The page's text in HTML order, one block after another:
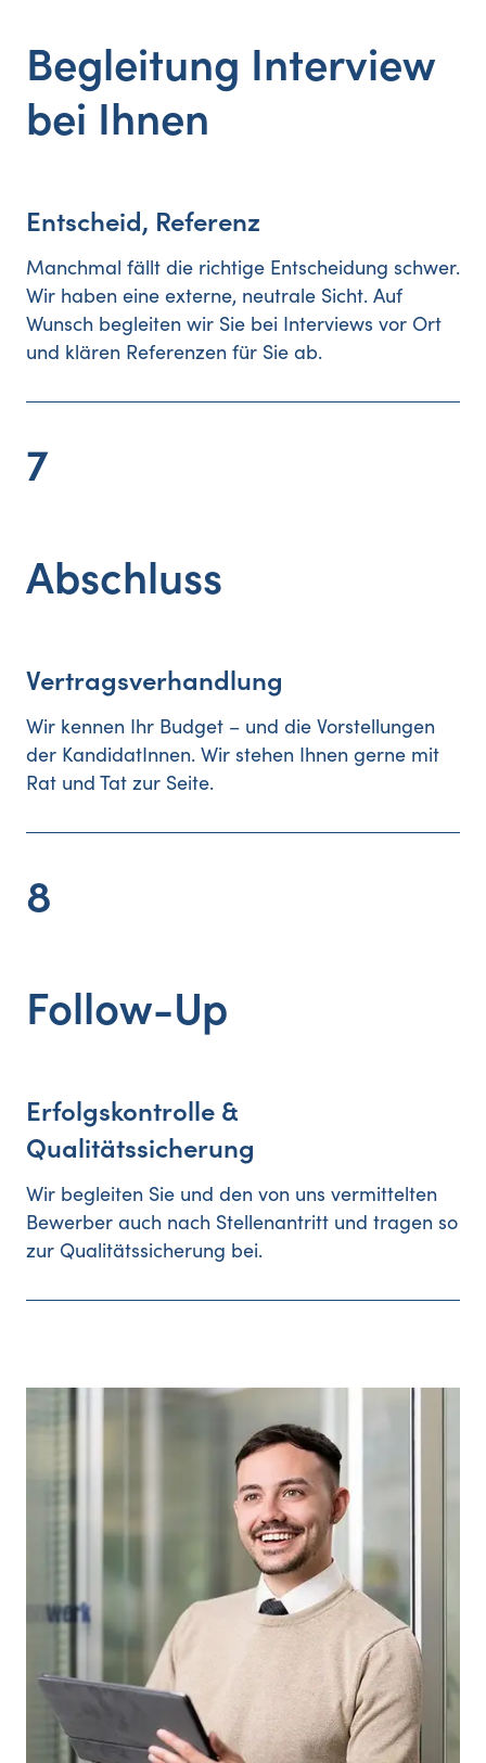
Begleitung Interview
bei Ihnen
Entscheid, Referenz
Manchmal fällt die richtige Entscheidung schwer.
Wir haben eine externe, neutrale Sicht. Auf
Wunsch begleiten wir Sie bei Interviews vor Ort
und klären Referenzen für Sie ab.
7
Abschluss
Vertragsverhandlung
Wir kennen Ihr Budget – und die Vorstellungen
der KandidatInnen. Wir stehen Ihnen gerne mit
Rat und Tat zur Seite.
8
Follow-Up
Erfolgskontrolle &
Qualitätssicherung
Wir begleiten Sie und den von uns vermittelten
Bewerber auch nach Stellenantritt und tragen so
zur Qualitätssicherung bei.